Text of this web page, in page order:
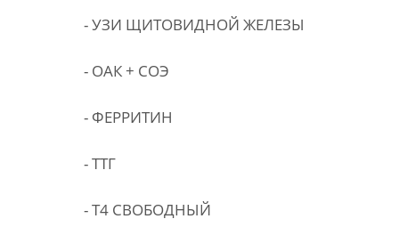
- УЗИ ЩИТОВИДНОЙ ЖЕЛЕЗЫ
- ОАК + СОЭ
- ФЕРРИТИН
- ТТГ
- Т4 СВОБОДНЫЙ